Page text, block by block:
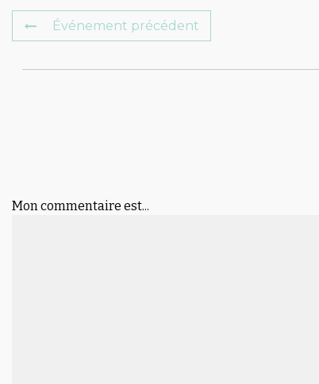
Événement précédent
Mon commentaire est...